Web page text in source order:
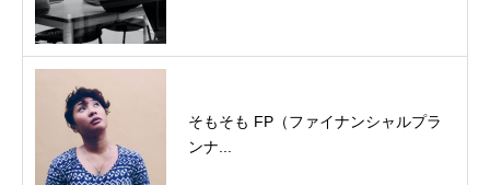
そもそも FP（ファイナンシャルプラ
ンナ...